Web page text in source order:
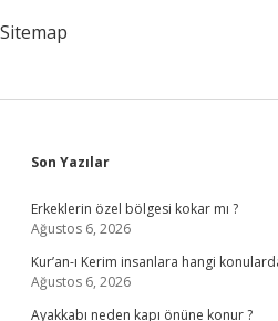
Sitemap
Sidebar
Son Yazılar
Erkeklerin özel bölgesi kokar mı ?
Ağustos 6, 2026
Kur’an-ı Kerim insanlara hangi
Ağustos 6, 2026
Ayakkabı neden kapı önüne konur ?